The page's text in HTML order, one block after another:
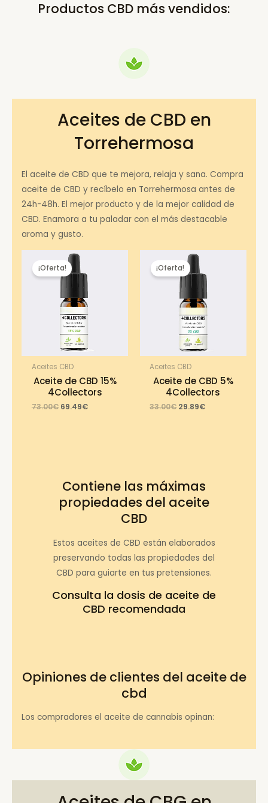
Productos CBD más vendidos:
Aceites de CBD en
Torrehermosa
El aceite de CBD que te mejora, relaja y sana. Compra
aceite de CBD y recíbelo en Torrehermosa antes de
24h-48h. El mejor producto y de la mejor calidad de
CBD. Enamora a tu paladar con el más destacable
aroma y gusto.
¡Oferta!
Aceites CBD
Aceite de CBD 15%
4Collectors
73.00€ Original
69.49€Current
¡Oferta!
Aceites CBD
Aceite de CBD 5%
4Collectors
33.00€ Original
29.89€Current
Contiene las máximas
propiedades del aceite
CBD
Estos aceites de CBD están elaborados
preservando todas las propiedades del
CBD para guiarte en tus pretensiones.
Consulta la dosis de aceite de
CBD recomendada
Opiniones de clientes del aceite de
cbd
Los compradores el aceite de cannabis opinan: